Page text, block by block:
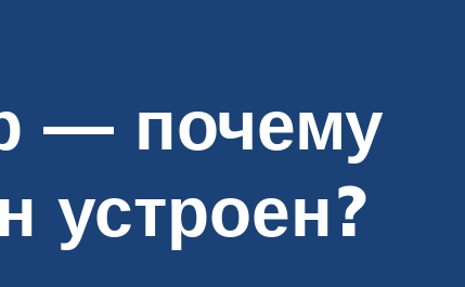
— почему
устроен?